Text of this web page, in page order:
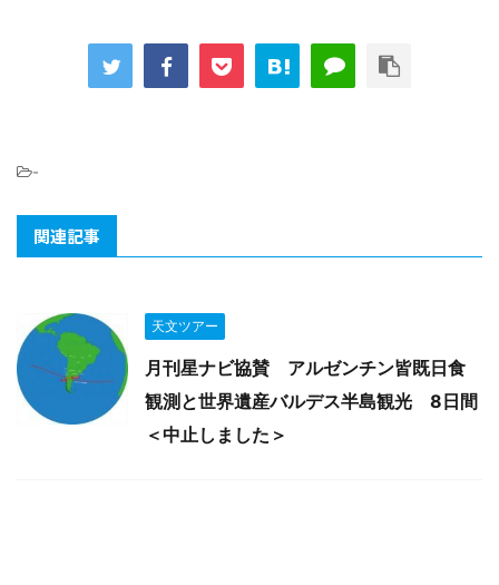
-
関連記事
天文ツアー
月刊星ナビ協賛 アルゼンチン皆既日食
観測と世界遺産バルデス半島観光 8日間
＜中止しました＞